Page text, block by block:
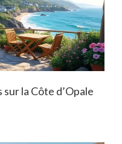
la Côte d’Opale